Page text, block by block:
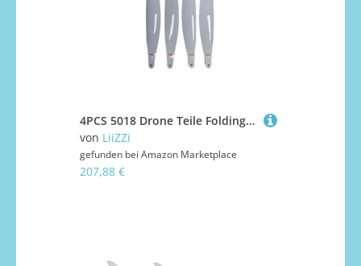
4PCS 5018 Drone Teile Folding Sonnenschutz CW CCW Weiß Propeller Fit for T25 Landwirtschaft UAV Flügel Zubehör
von LiiZZi
gefunden bei Amazon Marketplace
207,88 €